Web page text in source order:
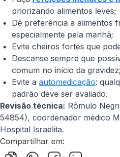
priorizando alimentos leves;
Dê preferência a alimentos
especialmente pela manhã;
Evite cheiros fortes que
Descanse sempre que
comum no início da gravidez;
Evite a automedicação:
padrão deve ser avaliado.
Revisão técnica: Rômulo
54854), coordenador médico
Hospital Israelita.
Compartilhar em: